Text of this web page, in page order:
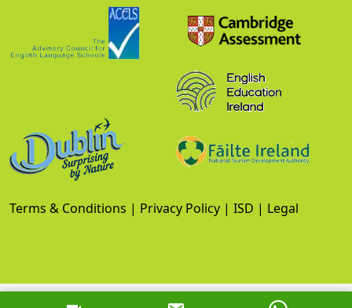
Terms & Conditions | Privacy Policy | ISD | Legal